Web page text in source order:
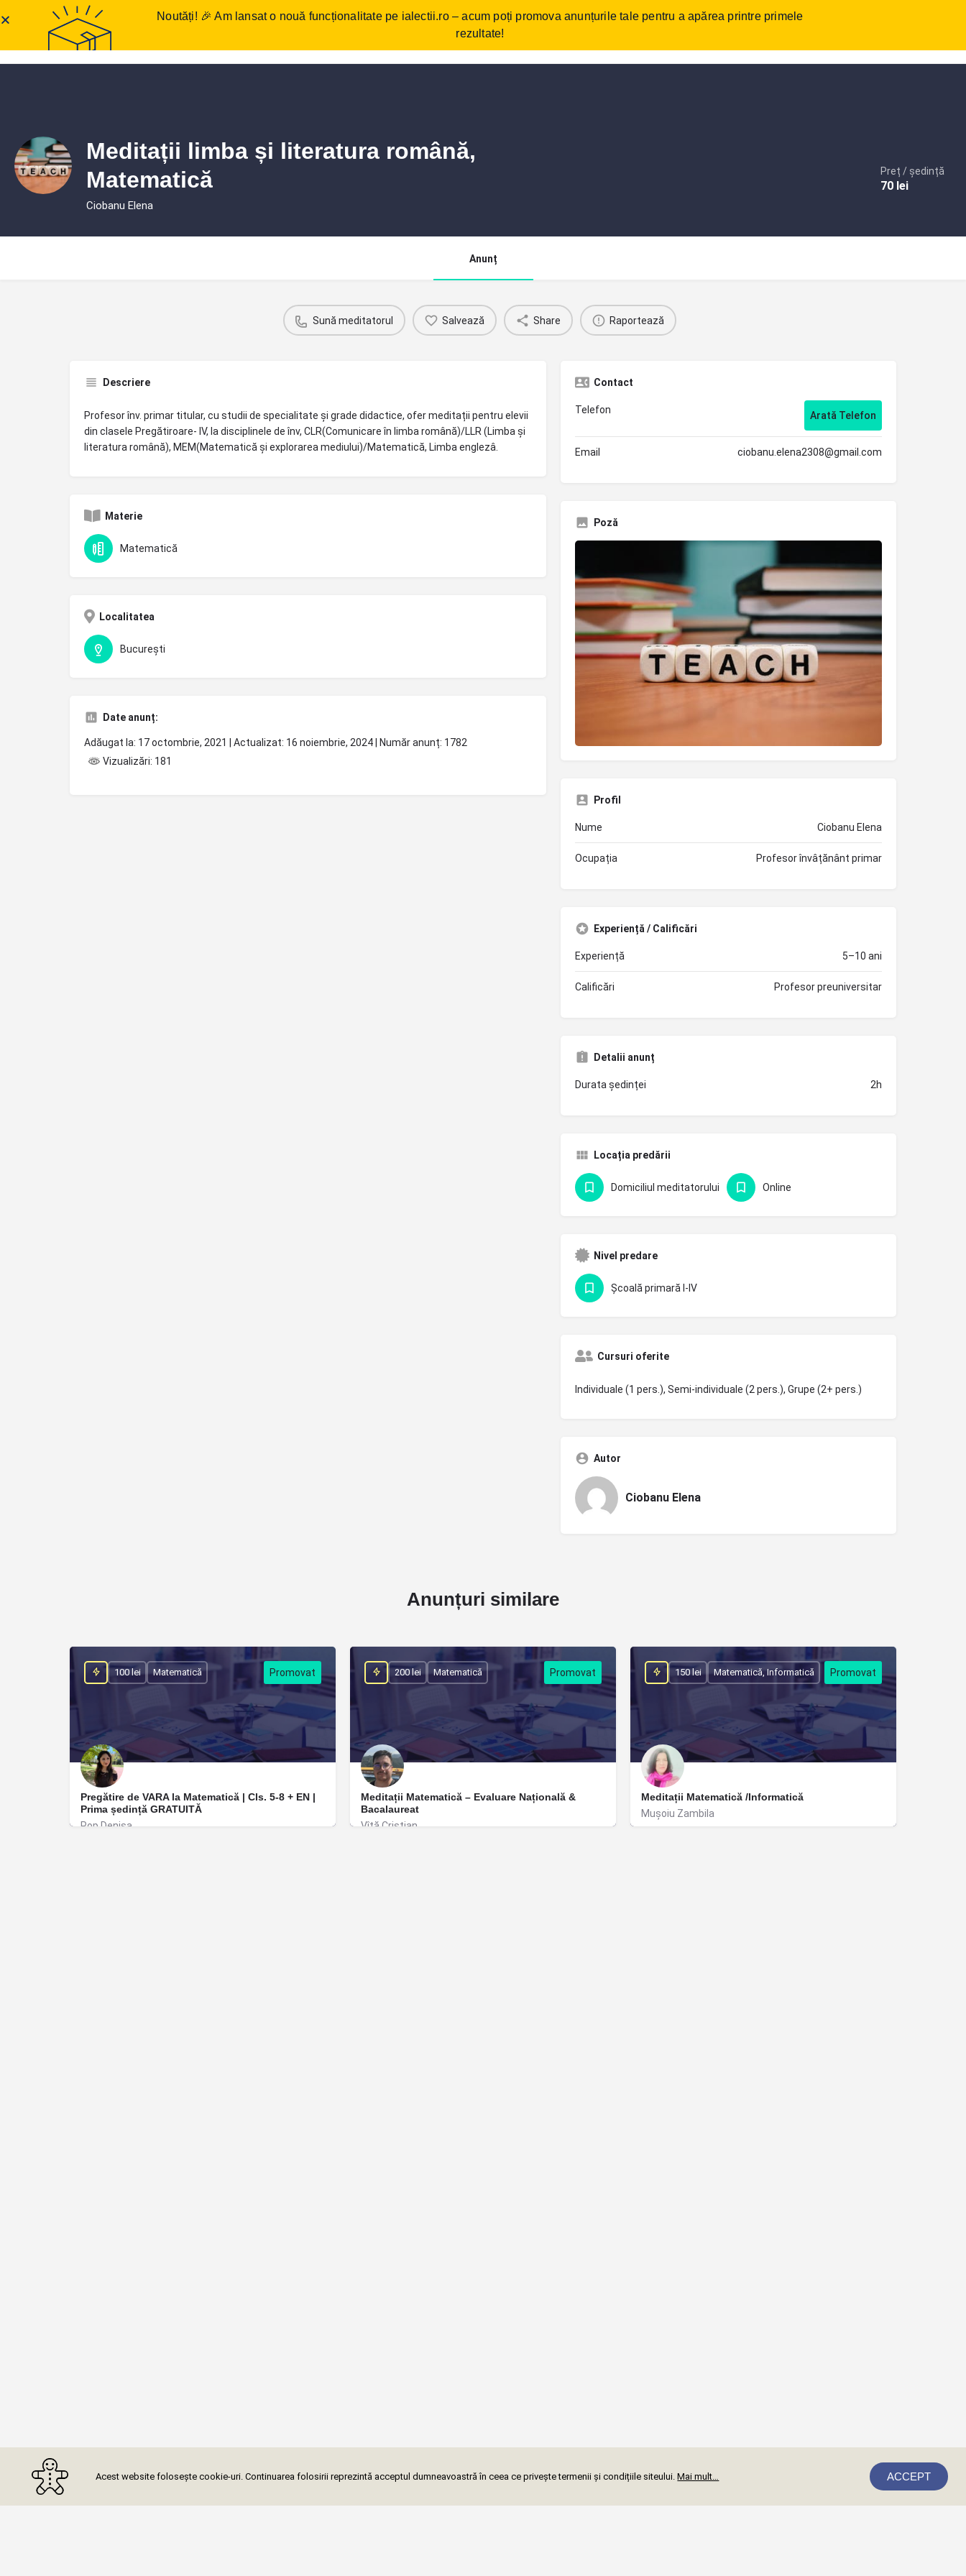
Cum funcționează?
Meditații limba și literatura română,
Matematică
Ciobanu Elena
Preț / ședință
70 lei
Anunț
Sună meditatorul Salvează Share Raportează
Descriere
Profesor înv. primar titular, cu studii de specialitate și grade didactice, ofer meditații pentru elevii
din clasele Pregătiroare- IV, la disciplinele de înv, CLR(Comunicare în limba română)/LLR (Limba și
literatura română), MEM(Matematică și explorarea mediului)/Matematică, Limba englezâ.
Materie
Matematică
Localitatea
București
Date anunț:
Adăugat la: 17 octombrie, 2021 | Actualizat: 16 noiembrie, 2024 | Număr anunț: 1782
Vizualizări: 181
Contact
Telefon Arată Telefon
Email ciobanu.elena2308@gmail.com
Poză
Profil
Nume Ciobanu Elena
Ocupația Profesor învâțănânt primar
Experiență / Calificări
Experiență 5–10 ani
Calificări Profesor preuniversitar
Detalii anunț
Durata ședinței 2h
Locația predării
Domiciliul meditatorului Online
Nivel predare
Școală primară I-IV
Cursuri oferite
Individuale (1 pers.), Semi-individuale (2 pers.), Grupe (2+ pers.)
Autor
Ciobanu Elena
Anunțuri similare
Pregătire de VARA la Matematică | Cls. 5-8 + EN |
Prima ședință GRATUITĂ
Pop Denisa
100 lei Matematică
Meditații Matematică – Evaluare Națională &
Bacalaureat
Vîță Cristian
200 lei Matematică
Meditații Matematică /Informatică
Muşoiu Zambila
150 lei Matematică, Informatică
Noutăți! 🎉 Am lansat o nouă funcționalitate pe ialectii.ro – acum poți promova anunțurile tale pentru a apărea printre primele
rezultate!
Acest website folosește cookie-uri. Continuarea folosirii reprezintă acceptul dumneavoastră în ceea ce privește termenii și condițiile siteului.Mai mult… ACCEPT